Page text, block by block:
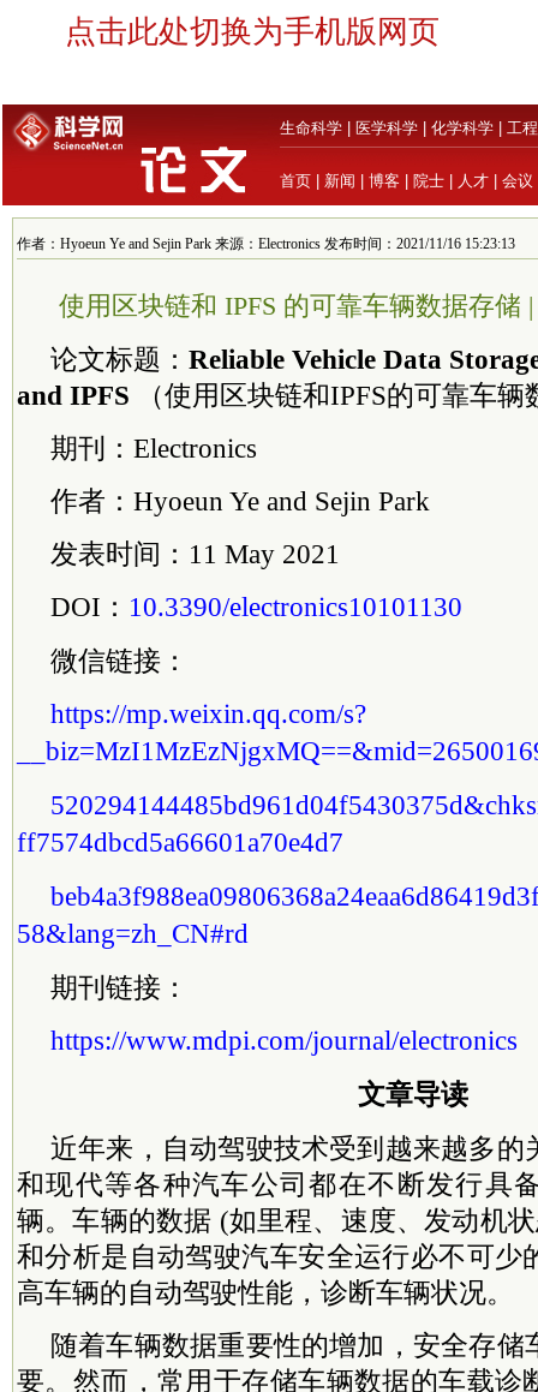
点击此处切换为手机版网页
生命科学 医学科学 化学科学 工
首页 新闻 博客 院士 人才 会议
作者：Hyoeun Ye and Sejin Park 来源：Electronics 发布时间：2021/11/16 15:23:13
使用区块链和 IPFS 的可靠车辆数据存储
论文标题： Reliable Vehicle Data
and IPFS （使用区块链和IPFS的可靠车辆
期刊：Electronics
作者：Hyoeun Ye and Sejin Park
发表时间：11 May 2021
DOI： 10.3390/electronics10101130
微信链接：
https://mp.weixin.qq.com/s?
ff7574dbcd5a66601a70e4d7
58&lang=zh_CN#rd
期刊链接：
https://www.mdpi.com/journal/electronics
文章导读
近年来，自动驾驶技术受到越来越多的
和现代等各种汽车公司都在不断发行具
辆。车辆的数据 (如里程、速度、发动机
和分析是自动驾驶汽车安全运行必不可少
高车辆的自动驾驶性能，诊断车辆状况。
随着车辆数据重要性的增加，安全存储
要。然而，常用于存储车辆数据的车载诊